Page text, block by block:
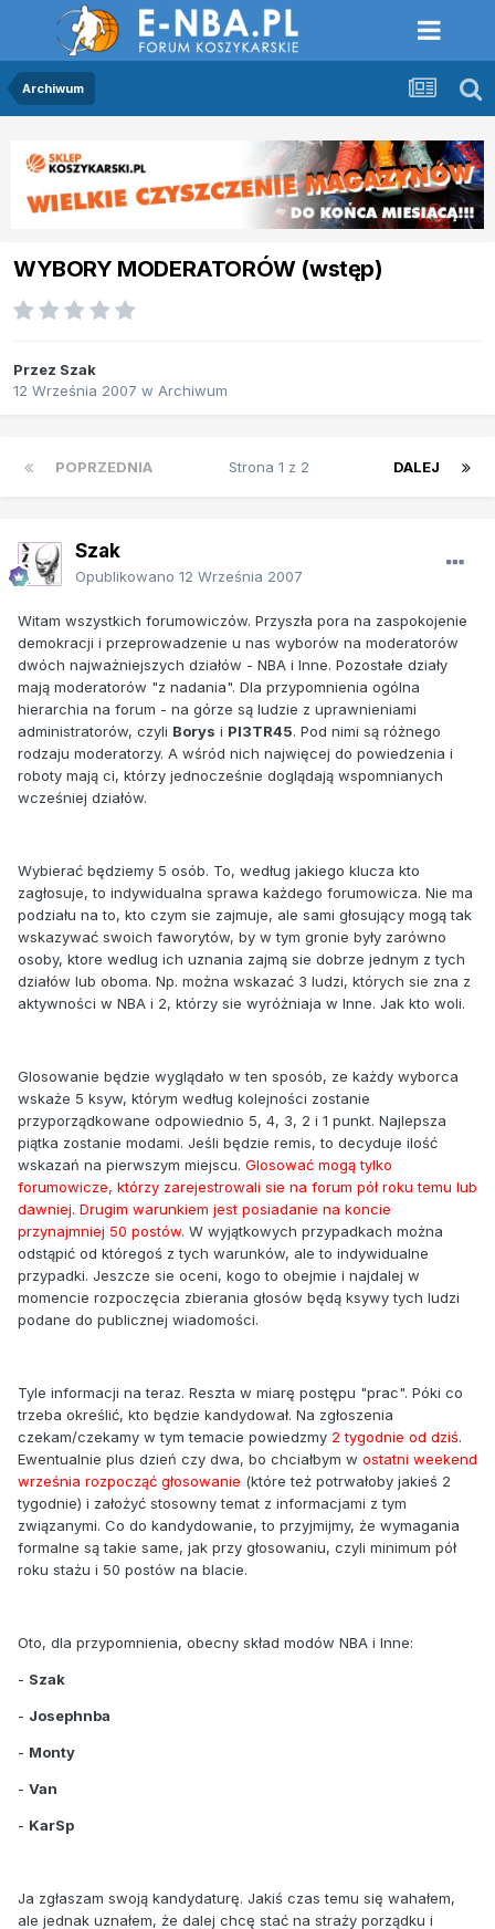
Archiwum
WYBORY MODERATORÓW (wstęp)
Przez Szak
12 Września 2007 w Archiwum
POPRZEDNIA DALEJ
Strona 1 z 2
Szak
Opublikowano 12 Września 2007
Witam wszystkich forumowiczów. Przyszła pora na zaspokojenie
demokracji i przeprowadzenie u nas wyborów na moderatorów
dwóch najważniejszych działów - NBA i Inne. Pozostałe działy
mają moderatorów "z nadania". Dla przypomnienia ogólna
hierarchia na forum - na górze są ludzie z uprawnieniami
administratorów, czyli Borys i PI3TR45. Pod nimi są różnego
rodzaju moderatorzy. A wśród nich najwięcej do powiedzenia i
roboty mają ci, którzy jednocześnie doglądają wspomnianych
wcześniej działów.
Wybierać będziemy 5 osób. To, według jakiego klucza kto
zagłosuje, to indywidualna sprawa każdego forumowicza. Nie ma
podziału na to, kto czym sie zajmuje, ale sami głosujący mogą tak
wskazywać swoich faworytów, by w tym gronie były zarówno
osoby, ktore wedlug ich uznania zajmą sie dobrze jednym z tych
działów lub oboma. Np. można wskazać 3 ludzi, których sie zna z
aktywności w NBA i 2, którzy sie wyróżniaja w Inne. Jak kto woli.
Glosowanie będzie wyglądało w ten sposób, ze każdy wyborca
wskaże 5 ksyw, którym według kolejności zostanie
przyporządkowane odpowiednio 5, 4, 3, 2 i 1 punkt. Najlepsza
piątka zostanie modami. Jeśli będzie remis, to decyduje ilość
wskazań na pierwszym miejscu. Glosować mogą tylko
forumowicze, którzy zarejestrowali sie na forum pół roku temu lub
dawniej. Drugim warunkiem jest posiadanie na koncie
przynajmniej 50 postów. W wyjątkowych przypadkach można
odstąpić od któregoś z tych warunków, ale to indywidualne
przypadki. Jeszcze sie oceni, kogo to obejmie i najdalej w
momencie rozpoczęcia zbierania głosów będą ksywy tych ludzi
podane do publicznej wiadomości.
Tyle informacji na teraz. Reszta w miarę postępu "prac". Póki co
trzeba określić, kto będzie kandydował. Na zgłoszenia
czekam/czekamy w tym temacie powiedzmy 2 tygodnie od dziś.
Ewentualnie plus dzień czy dwa, bo chciałbym w ostatni weekend
września rozpocząć głosowanie (które też potrwałoby jakieś 2
tygodnie) i założyć stosowny temat z informacjami z tym
związanymi. Co do kandydowanie, to przyjmijmy, że wymagania
formalne są takie same, jak przy głosowaniu, czyli minimum pół
roku stażu i 50 postów na blacie.
Oto, dla przypomnienia, obecny skład modów NBA i Inne:
- Szak
- Josephnba
- Monty
- Van
- KarSp
Ja zgłaszam swoją kandydaturę. Jakiś czas temu się wahałem,
ale jednak uznałem, że dalej chcę stać na straży porządku i